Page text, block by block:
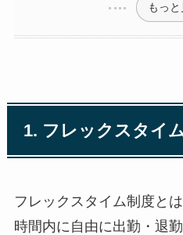
もっと
1. フレックスタイ
フレックスタイム制度と
時間内に自由に出勤・退